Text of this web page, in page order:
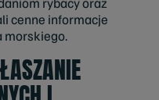
cenne informacje
morskiego.